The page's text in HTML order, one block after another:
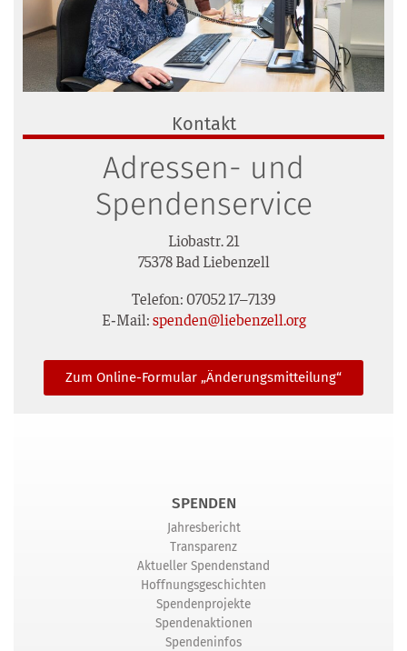
Kontakt
Adressen- und
Spendenservice
Lio­bastr. 21
75378 Bad Liebenzell
Tele­fon: 07052 17–7139
E‑Mail:spenden@liebenzell.org
Zum Online-For­mu­lar „Ände­rungs­mit­tei­lung“
SPENDEN
Jahresbericht
Transparenz
Aktueller Spendenstand
Hoffnungsgeschichten
Spendenprojekte
Spendenaktionen
Spendeninfos